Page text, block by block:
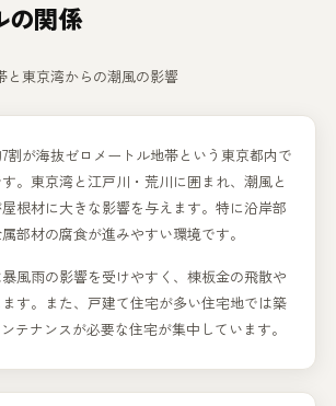
の関係
と東京湾からの潮風の影響
割が海抜ゼロメートル地帯という東京都内で
。東京湾と江戸川・荒川に囲まれ、潮風と
根材に大きな影響を与えます。特に沿岸部
部材の腐食が進みやすい環境です。
風雨の影響を受けやすく、棟板金の飛散や
す。また、戸建て住宅が多い住宅地では築
テナンスが必要な住宅が集中しています。